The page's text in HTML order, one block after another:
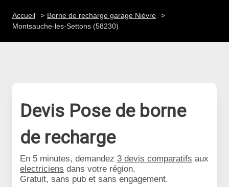
Accueil
Borne de recharge garage Nièvre
Montsauche-les-Settons (58230)
Devis Pose de borne
de recharge
En 5 minutes, demandez 3 devis comparatifs aux
electriciens dans votre région.
Gratuit, sans pub et sans engagement.